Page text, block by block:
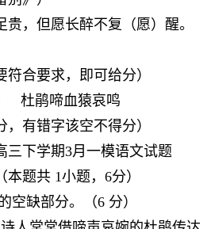
，但愿长醉不复（愿）醒。
符合要求，即可给分）
杜鹃啼血猿哀鸣
，有错字该空不得分）
三下学期3月一模语文试题
本题共 1小题，6分）
空缺部分。（6 分）